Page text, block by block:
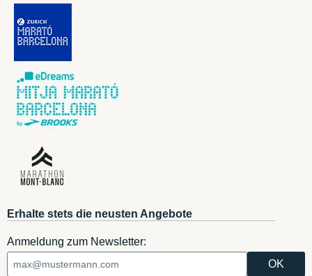
Erhalte stets die neusten Angebote
Anmeldung zum Newsletter: